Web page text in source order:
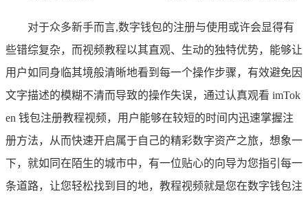
对于众多新手而言,数字钱包的注册与使用或许会显得有
些错综复杂，而视频教程以其直观、生动的独特优势，能够让
用户如同身临其境般清晰地看到每一个操作步骤，有效避免因
文字描述的模糊不清而导致的操作失误，通过认真观看 imTok
en 钱包注册教程视频，用户能够在较短的时间内迅速掌握注
册方法，从而快速开启属于自己的精彩数字资产之旅，想象一
下，就如同在陌生的城市中，有一位贴心的向导为您指引每一
条道路，让您轻松找到目的地，教程视频就是您在数字钱包注